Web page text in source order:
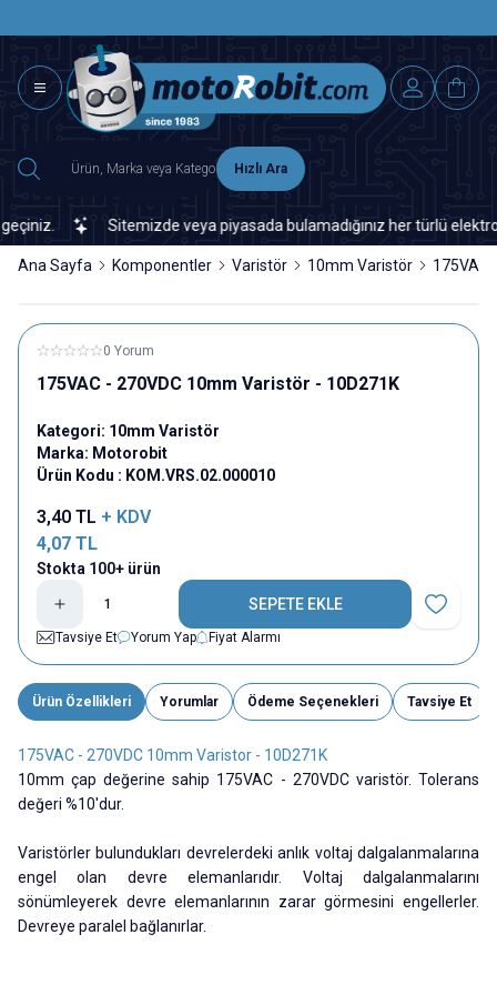
Hızlı Ara
Sitemizde veya piyasada bulamadığınız her türlü
Ana Sayfa Komponentler Varistör 10mm Varistör 175VAC
0 Yorum
175VAC - 270VDC 10mm Varistör - 10D271K
Kategori: 10mm Varistör
Marka: Motorobit
Ürün Kodu : KOM.VRS.02.000010
3,40 TL + KDV
4,07 TL
Stokta 100+ ürün
SEPETE EKLE
Favoriye
Tavsiye Et
Yorum Yap Fiyat Alarmı
Ürün Özellikleri Yorumlar Ödeme Seçenekleri Tavsiye Et
175VAC - 270VDC 10mm Varistor - 10D271K
10mm çap değerine sahip 175VAC - 270VDC varistör. Tolerans
değeri %10'dur.
Varistörler bulundukları devrelerdeki anlık voltaj dalgalanmalarına
engel olan devre elemanlarıdır. Voltaj dalgalanmalarını
sönümleyerek devre elemanlarının zarar görmesini engellerler.
Devreye paralel bağlanırlar.